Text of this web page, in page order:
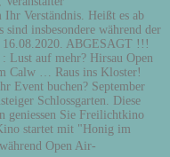
Verständnis. Heißt es ab
insbesondere während der
ABGESAGT !!!
Lust auf mehr? Hirsau Open
Calw … Raus ins Kloster!
Event buchen? September
Schlossgarten. Diese
geniessen Sie Freilichtkino
startet mit "Honig im
während Open Air-